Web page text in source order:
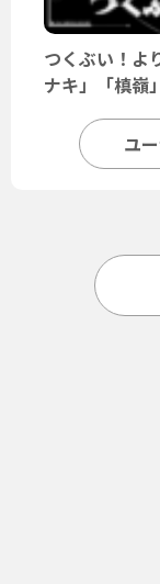
つくぶい！よ
ナキ」「槙嶺
ユ